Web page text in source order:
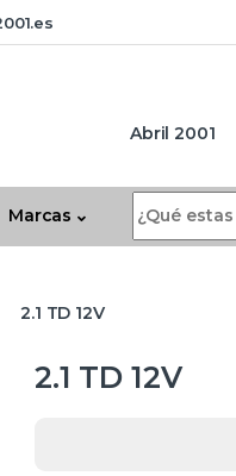
Abril 2001
Marcas
2.1 TD 12V
2.1 TD 12V